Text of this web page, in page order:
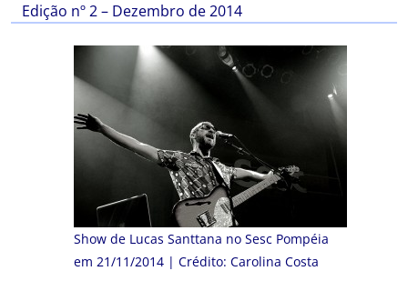
Edição nº 2 – Dezembro de 2014
Show de Lucas Santtana no Sesc Pompéia
em 21/11/2014 | Crédito: Carolina Costa